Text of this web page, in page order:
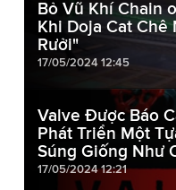
Bỏ Vũ Khí Chain
Khi Doja Cat Chê
Rưởi"
17/05/2024 12:45
Valve Được Báo
Phát Triển Một
Súng Giống Như
17/05/2024 12:21